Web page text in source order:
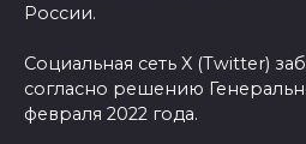
России.
Социальная сеть X (Twitter)
согласно решению
февраля 2022 года.